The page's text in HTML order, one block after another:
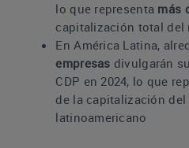
lo que representa más
capitalización total del
En América Latina,
empresas divulgarán
CDP en 2024, lo que
de la capitalización del
latinoamericano